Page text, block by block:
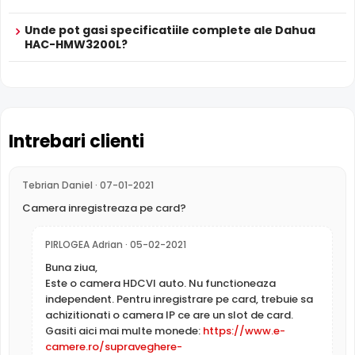
evenimentelor si conversatiilor din zona monitorizata.
Camera Dahua HAC-HMW3200L are o
ofera un unghi fix de vizualizare, ce nu poate fi reglat in
generala a zonelor. Distanta focala este de 2.1 mm.
DAHUA HAC-HMW3200Leste o camera de supraveghere
video HDCVI, ce are o rezolutie maxima de 2 Megapixeli,
oferita de un senzor de imagine 1/2.7" 2 Megapixeli CMOS.
Camera poate fi instalatadoar in interior
Unde pot gasi specificatiile complete ale Dahua
HAC-HMW3200L?
Intrebari clienti
Tebrian Daniel · 07-01-2021
Camera inregistreaza pe card?
PIRLOGEA Adrian · 05-02-2021
Buna ziua,
Este o camera HDCVI auto. Nu functioneaza
independent. Pentru inregistrare pe card, trebuie sa
achizitionati o camera IP ce are un slot de card.
Gasiti aici mai multe monede: https://www.e-
camere.ro/supraveghere-